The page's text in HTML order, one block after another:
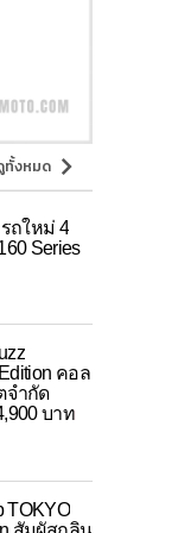
ทั้งหมด
ถใหม่ 4
Series
คอล
จำกัด
บาท
TOKYO